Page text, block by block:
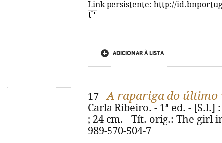
Link persistente: http://
ADICIONAR À LISTA
17 -A rapariga do último
Carla Ribeiro. - 1ª ed. - [S.l.]
; 24 cm. - Tít. orig.: The girl
989-570-504-7